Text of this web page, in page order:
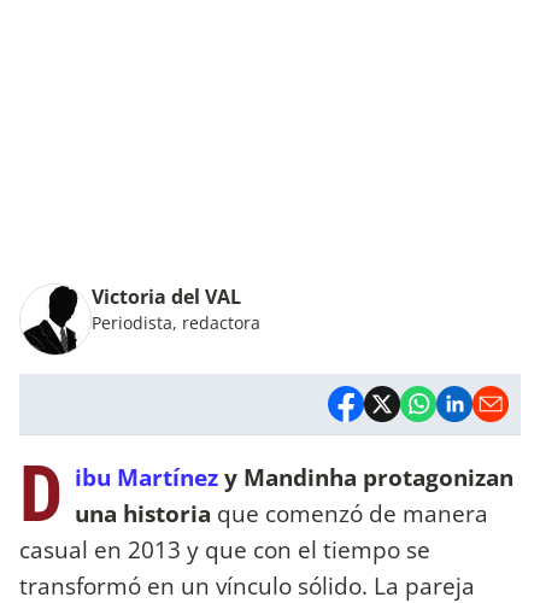
Victoria del VAL
Periodista, redactora
D ibu Martínezy Mandinha protagonizan
una historia que comenzó de manera
casual en 2013 y que con el tiempo se
transformó en un vínculo sólido. La pareja